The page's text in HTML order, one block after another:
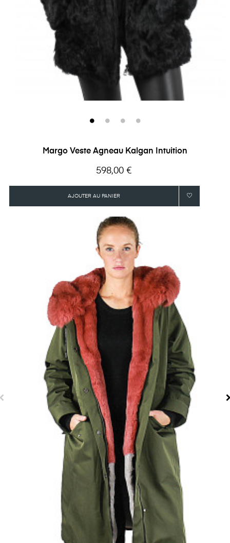
Margo Veste Agneau Kalgan Intuition
Prix
598,00 €
AJOUTER AU PANIER